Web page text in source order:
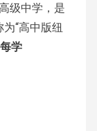
级中学，是
“高中版纽
学